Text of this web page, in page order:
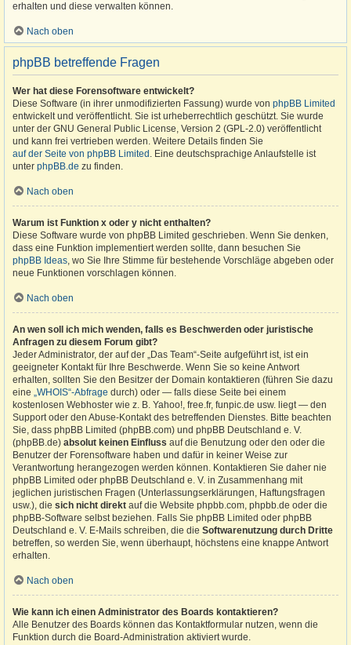
erhalten und diese verwalten können.
Nach oben
phpBB betreffende Fragen
Wer hat diese Forensoftware entwickelt?
Diese Software (in ihrer unmodifizierten Fassung) wurde von phpBB Limited
entwickelt und veröffentlicht. Sie ist urheberrechtlich geschützt. Sie wurde
unter der GNU General Public License, Version 2 (GPL-2.0) veröffentlicht
und kann frei vertrieben werden. Weitere Details finden Sie
auf der Seite von phpBB Limited . Eine deutschsprachige Anlaufstelle ist
unter phpBB.de zu finden.
Nach oben
Warum ist Funktion x oder y nicht enthalten?
Diese Software wurde von phpBB Limited geschrieben. Wenn Sie denken,
dass eine Funktion implementiert werden sollte, dann besuchen Sie
phpBB Ideas, wo Sie Ihre Stimme für bestehende Vorschläge abgeben oder
neue Funktionen vorschlagen können.
Nach oben
An wen soll ich mich wenden, falls es Beschwerden oder juristische
Anfragen zu diesem Forum gibt?
Jeder Administrator, der auf der „Das Team“-Seite aufgeführt ist, ist ein
geeigneter Kontakt für Ihre Beschwerde. Wenn Sie so keine Antwort
erhalten, sollten Sie den Besitzer der Domain kontaktieren (führen Sie dazu
eine „WHOIS“-Abfrage durch) oder — falls diese Seite bei einem
kostenlosen Webhoster wie z. B. Yahoo!, free.fr, funpic.de usw. liegt — den
Support oder den Abuse-Kontakt des betreffenden Dienstes. Bitte beachten
Sie, dass phpBB Limited (phpBB.com) und phpBB Deutschland e. V.
(phpBB.de) absolut keinen Einfluss auf die Benutzung oder den oder die
Benutzer der Forensoftware haben und dafür in keiner Weise zur
Verantwortung herangezogen werden können. Kontaktieren Sie daher nie
phpBB Limited oder phpBB Deutschland e. V. in Zusammenhang mit
jeglichen juristischen Fragen (Unterlassungserklärungen, Haftungsfragen
usw.), die sich nicht direkt auf die Website phpbb.com, phpbb.de oder die
phpBB-Software selbst beziehen. Falls Sie phpBB Limited oder phpBB
Deutschland e. V. E-Mails schreiben, die die Softwarenutzung durch Dritte
betreffen, so werden Sie, wenn überhaupt, höchstens eine knappe Antwort
erhalten.
Nach oben
Wie kann ich einen Administrator des Boards kontaktieren?
Alle Benutzer des Boards können das Kontaktformular nutzen, wenn die
Funktion durch die Board-Administration aktiviert wurde.